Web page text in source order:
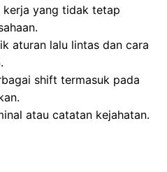
kerja yang tidak tetap
aturan lalu lintas dan cara
shift termasuk pada
atau catatan kejahatan.